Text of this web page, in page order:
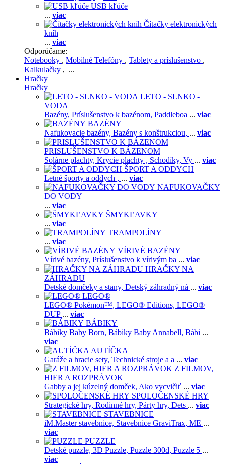
USB kľúče
... viac
Čítačky elektronických
kníh
... viac
Odporúčame:
Notebooky , Mobilné Telefóny , Tablety a príslušenstvo ,
Kalkulačky , ...
Hračky
Hračky
LETO - SLNKO -
VODA
Bazény, Príslušenstvo k bazénom, Paddleboa ... viac
BAZÉNY
Nafukovacie bazény, Bazény s konštrukciou, ... viac
PRISLUŠENSTVO K BÁZENOM
Solárne plachty, Krycie plachty , Schodíky, Vy ... viac
ŠPORT A ODDYCH
Letné športy a oddych , ... viac
NAFUKOVAČKY
DO VODY
... viac
ŠMYKĽAVKY
... viac
TRAMPOLÍNY
... viac
VÍRIVÉ BAZÉNY
Vírivé bazény, Príslušenstvo k vírivým ba ... viac
HRAČKY NA
ZÁHRADU
Detské domčeky a stany, Detský záhradný ná ... viac
LEGO®
LEGO® Pokémon™, LEGO® Editions, LEGO®
DUP ... viac
BÁBIKY
Bábiky Baby Born, Bábiky Baby Annabell, Bábi ...
viac
AUTÍČKA
Garáže a hracie sety, Technické stroje a a ... viac
Z FILMOV,
HIER A ROZPRÁVOK
Gabby a jej kúzelný domček, Ako vycvičiť ... viac
SPOLOČENSKÉ HRY
Strategické hry, Rodinné hry, Párty hry, Dets ... viac
STAVEBNICE
iM.Master stavebnice, Stavebnice GraviTrax, ME ...
viac
PUZZLE
Detské puzzle, 3D Puzzle, Puzzle 300d, Puzzle 5 ...
viac